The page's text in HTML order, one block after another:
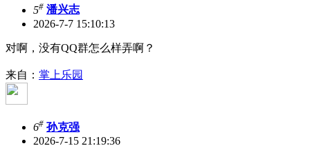
5# 潘兴志
2026-7-7 15:10:13
对啊，没有QQ群怎么样弄啊？
来自： 掌上乐园
6# 孙克强
2026-7-15 21:19:36